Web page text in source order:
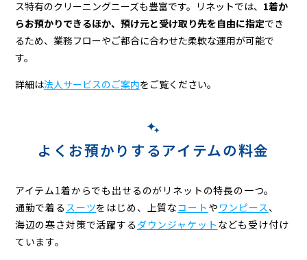
ス特有のクリーニングニーズも豊富です。リネットでは、 1着か
らお預かりできるほか、預け元と受け取り先を自由に指定でき
るため、業務フローやご都合に合わせた柔軟な運用が可能で
す。
詳細は法人サービスのご案内をご覧ください。
よくお預かりするアイテムの料金
アイテム1着からでも出せるのがリネットの特長の一つ。
通勤で着る スーツをはじめ、上質なコート やワンピース 、
海辺の寒さ対策で活躍する ダウンジャケット なども受け付け
ています。